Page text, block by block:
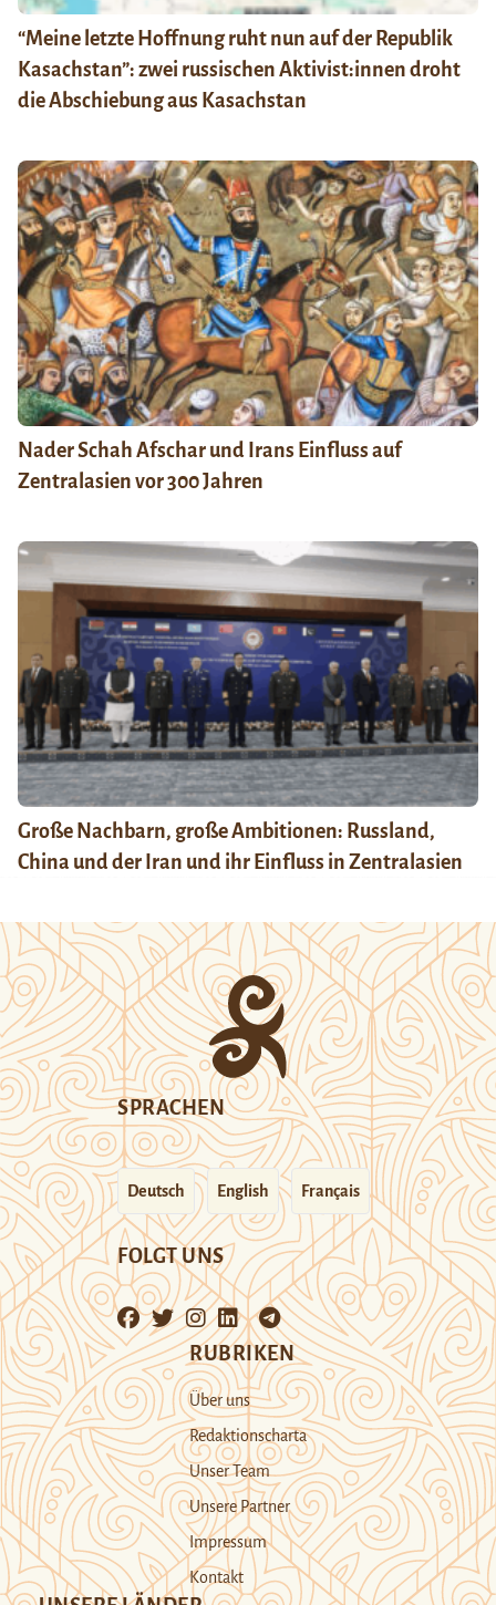
“Meine letzte Hoffnung ruht nun auf der Republik
Kasachstan”: zwei russischen Aktivist:innen droht
die Abschiebung aus Kasachstan
Nader Schah Afschar und Irans Einfluss auf
Zentralasien vor 300 Jahren
Große Nachbarn, große Ambitionen: Russland,
China und der Iran und ihr Einfluss in Zentralasien
SPRACHEN
Deutsch English Français
FOLGT UNS
RUBRIKEN
Über uns
Redaktionscharta
Unser Team
Unsere Partner
Impressum
Kontakt